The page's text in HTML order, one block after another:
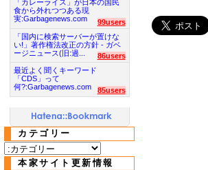
「カレーライス」が日本の国民
食から外れつつある現
実:Garbagenews.com
99users
「国内に検索サーバーが置けな
い!」著作権法改正の方針 - ガベ
ージニュース(旧:過...
86users
最近よく聞くキーワード
「CDS」って
何?:Garbagenews.com
85users
カテゴリー
本家サイト更新情報